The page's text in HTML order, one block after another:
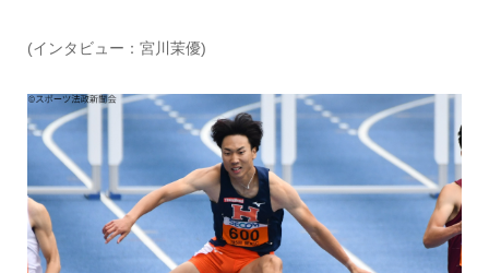
(インタビュー：宮川茉優)